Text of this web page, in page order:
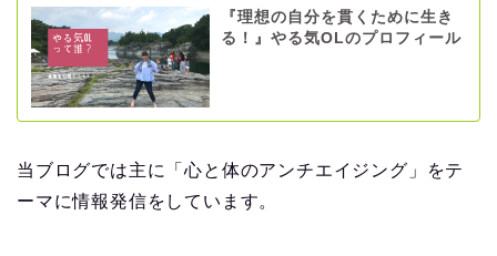
『理想の自分を貫くために生き
る！』やる気OLのプロフィール
当ブログでは主に「心と体のアンチエイジング」をテ
ーマに情報発信をしています。